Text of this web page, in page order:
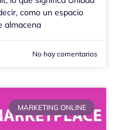
como un espacio
almacena
No hay comentarios
MARKETING ONLINE